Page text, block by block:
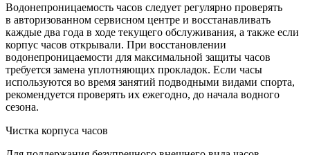
Водонепроницаемость часов следует регулярно проверять
в авторизованном сервисном центре и восстанавливать
каждые два года в ходе текущего обслуживания, а также если
корпус часов открывали. При восстановлении
водонепроницаемости для максимальной защиты часов
требуется замена уплотняющих прокладок. Если часы
используются во время занятий подводными видами спорта,
рекомендуется проверять их ежегодно, до начала водного
сезона.
Чистка корпуса часов